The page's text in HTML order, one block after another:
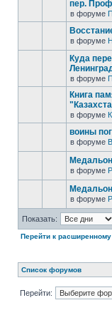
пер.
в форуме
в форуме
Куда
в форуме
Книга
в форуме
воины
в форуме
в форуме
в форуме
Показать:
Перейти к расширенному
Список форумов
Перейти: